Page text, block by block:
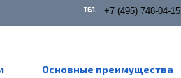
ТЕЛ. +7 (495) 748-04-15
Основные преимущества